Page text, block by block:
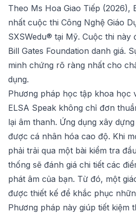
Theo Ms Hoa Giao Tiếp (2026),
nhất cuộc thi Công Nghệ Giáo
SXSWedu® tại Mỹ. Cuộc thi
Bill Gates Foundation danh giá.
minh chứng rõ ràng nhất cho
dụng.
Phương pháp học tập khoa học
ELSA Speak không chỉ đơn
lại âm thanh. Ứng dụng xây
được cá nhân hóa cao độ. Khi
phải trải qua một bài kiểm tra
thống sẽ đánh giá chi tiết các
phát âm của bạn. Từ đó, một
được thiết kế để khắc phục
Phương pháp này giúp tiết kiệm